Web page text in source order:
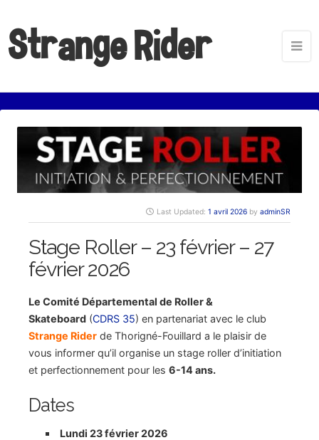
Strange Rider
Last Updated: 1 avril 2026 by adminSR
Stage Roller – 23 février – 27
février 2026
Le Comité Départemental de Roller &
Skateboard (CDRS 35) en partenariat avec le club
Strange Rider de Thorigné-Fouillard a le plaisir de
vous informer qu’il organise un stage roller d’initiation
et perfectionnement pour les 6-14 ans.
Dates
Lundi 23 février 2026